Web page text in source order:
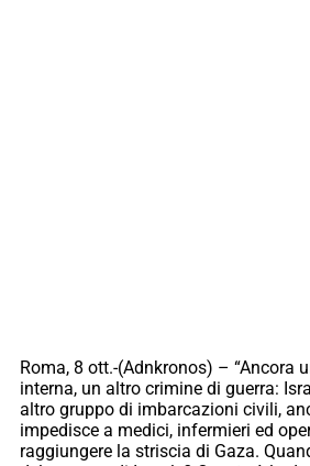
Roma, 8 ott.-(Adnkronos) – “Ancora
interna, un altro crimine di guerra:
altro gruppo di imbarcazioni civili,
impedisce a medici, infermieri ed
raggiungere la striscia di Gaza.